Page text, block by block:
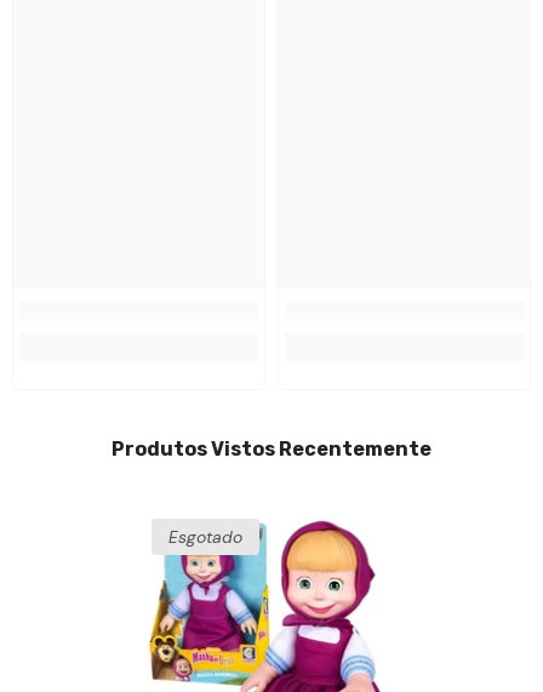
Produtos Vistos Recentemente
Esgotado